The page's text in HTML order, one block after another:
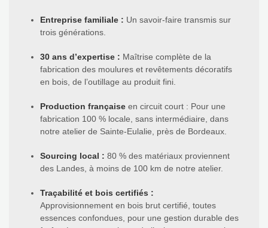
Entreprise familiale : Un savoir-faire transmis sur
trois générations.
30 ans d’expertise : Maîtrise complète de la
fabrication des moulures et revêtements décoratifs
en bois, de l’outillage au produit fini.
Production française en circuit court : Pour une
fabrication 100 % locale, sans intermédiaire, dans
notre atelier de Sainte-Eulalie, près de Bordeaux.
Sourcing local : 80 % des matériaux proviennent
des Landes, à moins de 100 km de notre atelier.
Traçabilité et bois certifiés :
Approvisionnement en bois brut certifié, toutes
essences confondues, pour une gestion durable des